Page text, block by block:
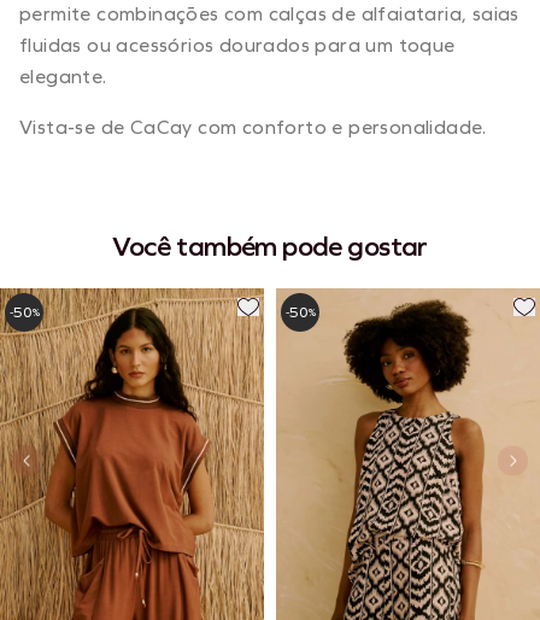
permite combinações com calças de alfaiataria, saias
fluidas ou acessórios dourados para um toque
elegante.
Vista-se de CaCay com conforto e personalidade.
Você também pode gostar
-50% -50%